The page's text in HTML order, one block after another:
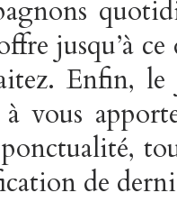
jusqu’à
Enfin,
à vous
de